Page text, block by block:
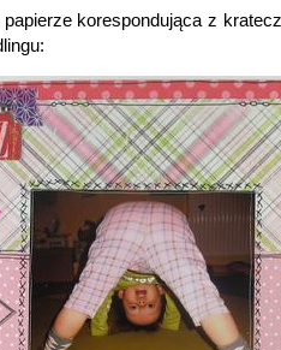
korespondująca z